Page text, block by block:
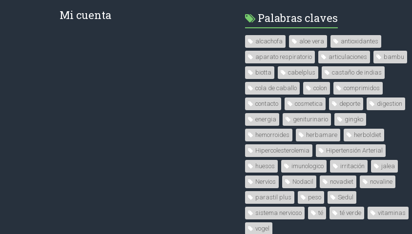
Mi cuenta Palabras claves
alcachofa aloe vera antioxidantes
aparato respiratorio articulaciones bambu
biotta cabelplus castaño de indias
cola de caballo colon comprimidos
contacto cosmetica deporte digestion
energia geniturinario gingko
hemorroides herbamare herboldiet
Hipercolesterolemia Hipertensión Arterial
huesos imunologico irritación jalea
Nervios Nodacil novadiet novaline
parastil plus peso Sedul
sistema nervioso té té verde vitaminas
vogel